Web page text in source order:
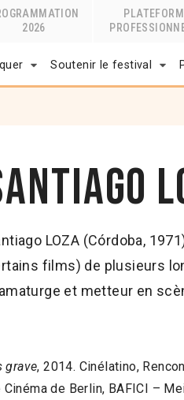
2026
Soutenir le festival
LOZA (Córdoba,
films) de plusieurs
et metteur en
grave, 2014. Cinélatino,
de Berlin, BAFICI –